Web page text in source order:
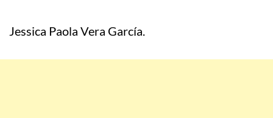
Jessica Paola Vera García.